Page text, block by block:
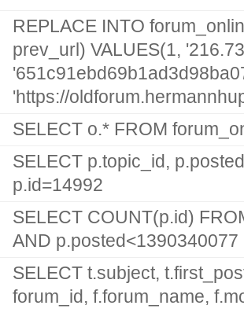
REPLACE INTO
prev_url) VALUES(1,
'https://
SELECT o.* FROM
SELECT p.topic_id,
p.id=14992
SELECT COUNT(p.id)
AND p.posted<1390340077
SELECT t.subject,
forum_id, f.forum_name,